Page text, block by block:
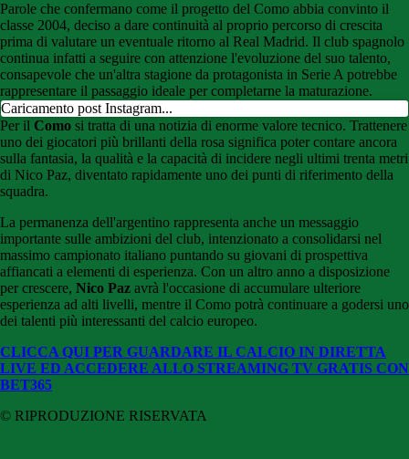
Parole che confermano come il progetto del Como abbia convinto il
classe 2004, deciso a dare continuità al proprio percorso di crescita
prima di valutare un eventuale ritorno al Real Madrid. Il club spagnolo
continua infatti a seguire con attenzione l'evoluzione del suo talento,
consapevole che un'altra stagione da protagonista in Serie A potrebbe
rappresentare il passaggio ideale per completarne la maturazione.
Caricamento post Instagram...
Per il Como si tratta di una notizia di enorme valore tecnico. Trattenere
uno dei giocatori più brillanti della rosa significa poter contare ancora
sulla fantasia, la qualità e la capacità di incidere negli ultimi trenta metri
di Nico Paz, diventato rapidamente uno dei punti di riferimento della
squadra.
La permanenza dell'argentino rappresenta anche un messaggio
importante sulle ambizioni del club, intenzionato a consolidarsi nel
massimo campionato italiano puntando su giovani di prospettiva
affiancati a elementi di esperienza. Con un altro anno a disposizione
per crescere, Nico Paz avrà l'occasione di accumulare ulteriore
esperienza ad alti livelli, mentre il Como potrà continuare a godersi uno
dei talenti più interessanti del calcio europeo.
CLICCA QUI PER GUARDARE IL CALCIO IN DIRETTA
LIVE ED ACCEDERE ALLO STREAMING TV GRATIS CON
BET365
© RIPRODUZIONE RISERVATA